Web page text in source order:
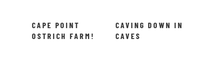
CAPE POINT
OSTRICH FARM!
CAVING DOWN IN
CAVES